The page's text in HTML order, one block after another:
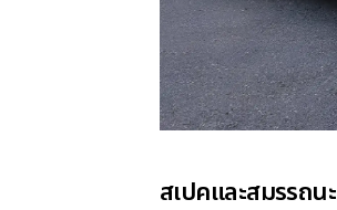
สเปคและสมรรถนะ